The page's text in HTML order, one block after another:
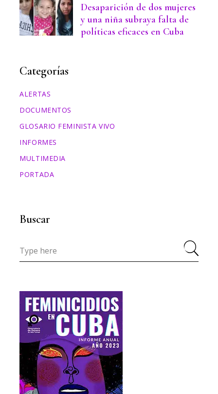
Desaparición de dos mujeres
y una niña subraya falta de
políticas eficaces en Cuba
Categorías
ALERTAS
DOCUMENTOS
GLOSARIO FEMINISTA VIVO
INFORMES
MULTIMEDIA
PORTADA
Buscar
for: